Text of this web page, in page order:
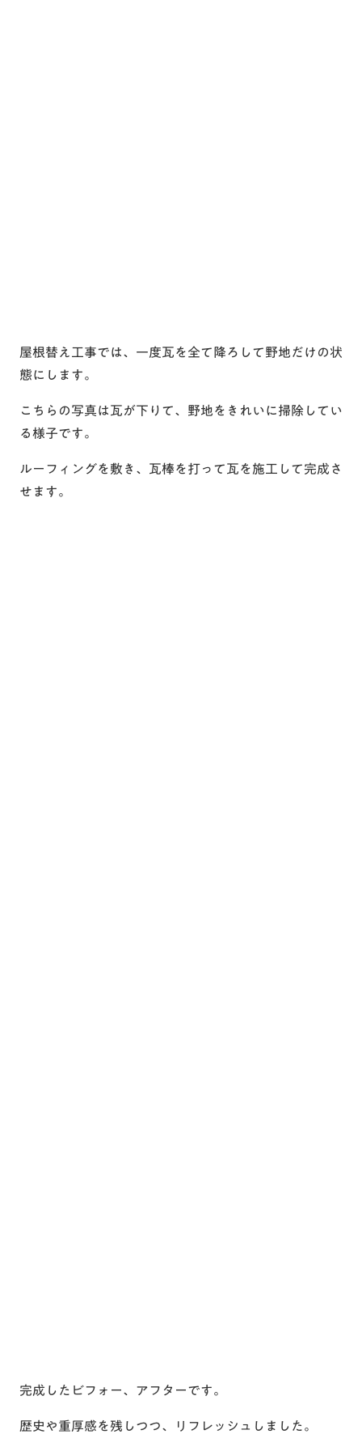
屋根替え工事では、一度瓦を全て降ろして野地だけの状
態にします。
こちらの写真は瓦が下りて、野地をきれいに掃除してい
る様子です。
ルーフィングを敷き、瓦棒を打って瓦を施工して完成さ
せます。
完成したビフォー、アフターです。
歴史や重厚感を残しつつ、リフレッシュしました。